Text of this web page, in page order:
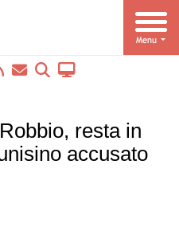
resta in
accusato